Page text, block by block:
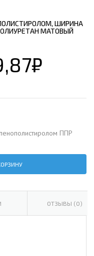
ШИРИНА
МАТОВЫЙ
₽
ППР
ОТЗЫВЫ (0)